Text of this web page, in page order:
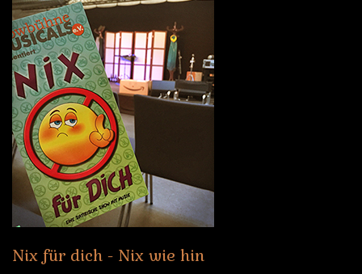
Nix für dich - Nix wie hin